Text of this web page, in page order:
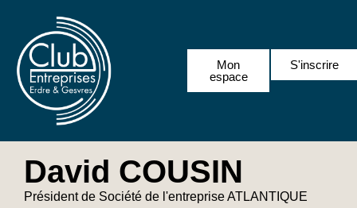
Mon
espace
S'inscrire
David COUSIN
Président de Société de l'entreprise ATLANTIQUE